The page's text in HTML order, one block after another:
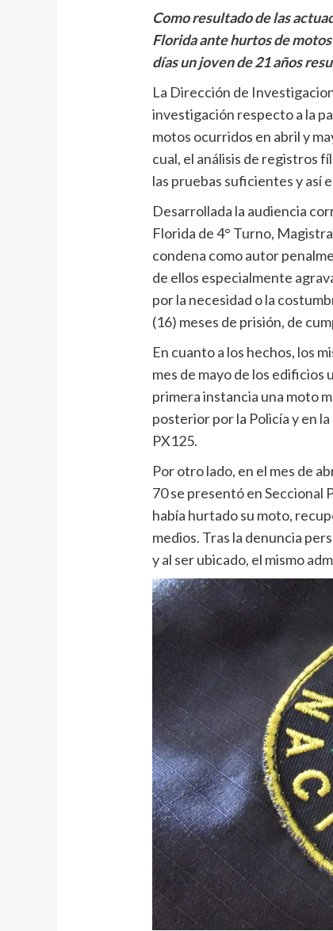
Como resultado de las
Florida ante hurtos de
días un joven de 21 años
La Dirección de
investigación respecto a la
motos ocurridos en abril y
cual, el análisis de registros
las pruebas suficientes y así
Desarrollada la audiencia
Florida de 4° Turno,
condena como autor
de ellos especialmente
por la necesidad o la
(16) meses de prisión, de
En cuanto a los hechos, los
mes de mayo de los
primera instancia una moto
posterior por la Policía y en
PX125.
Por otro lado, en el mes de
70 se presentó en Seccional
había hurtado su moto,
medios. Tras la denuncia
y al ser ubicado, el mismo